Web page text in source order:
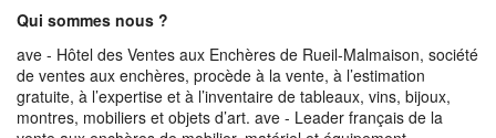
Qui sommes nous ?
ave - Hôtel des Ventes aux Enchères de Rueil-Malmaison, société
de ventes aux enchères, procède à la vente, à l’estimation
gratuite, à l’expertise et à l’inventaire de tableaux, vins, bijoux,
montres, mobiliers et objets d’art. ave - Leader français de la